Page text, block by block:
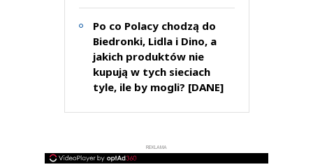
Po co Polacy chodzą do
Biedronki, Lidla i Dino, a
jakich produktów nie
kupują w tych sieciach
tyle, ile by mogli? [DANE]
REKLAMA